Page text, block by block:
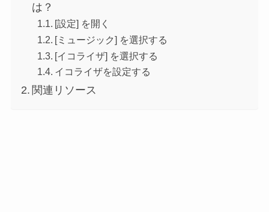
は？
[設定] を開く
[ミュージック] を選択する
[イコライザ] を選択する
イコライザを設定する
関連リソース